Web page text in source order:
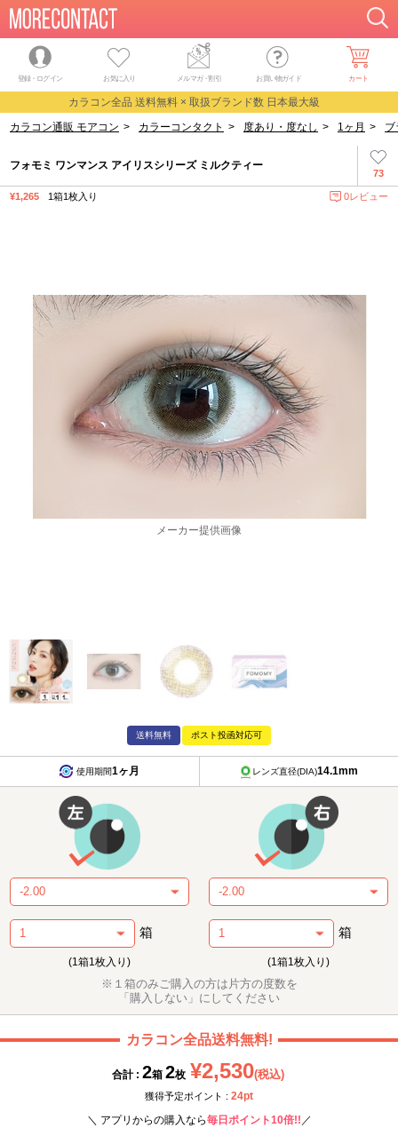
登録・ログイン お気に入り メルマガ・割引 お買い物ガイド カート
カラコン全品 送料無料 × 取扱ブランド数 日本最大級
カラコン通販 モアコン > カラーコンタクト > 度あり・度なし > 1ヶ月 > ブ
73
フォモミ ワンマンス アイリスシリーズ ミルクティー
¥1,265 1箱1枚入り 0レビュー
送料無料 ポスト投函対応可
使用期間1ヶ月 レンズ直径(DIA)14.1mm
箱
(1箱1枚入り)
箱
(1箱1枚入り)
※１箱のみご購入の方は片方の度数を
「購入しない」にしてください
カラコン全品送料無料!
合計 : 2箱 2枚 ¥2,530(税込)
獲得予定ポイント : 24pt
＼ アプリからの購入なら毎日ポイント10倍!! ／